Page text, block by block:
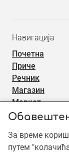
За време
путем
Навигација
Почетна
Приче
Речник
Магазин
Маркет
©2019 - 2026
употреба